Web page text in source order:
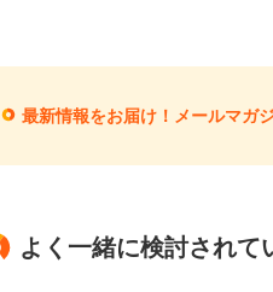
最新情報をお届け！メールマガ
よく一緒に検討されて